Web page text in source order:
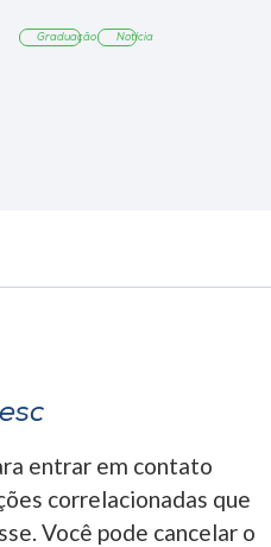
Graduação Notícia
entrar em contato
correlacionadas que
Você pode cancelar o